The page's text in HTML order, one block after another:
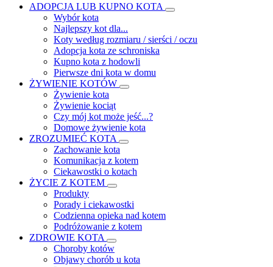
ADOPCJA LUB KUPNO KOTA
Wybór kota
Najlepszy kot dla...
Koty według rozmiaru / sierści / oczu
Adopcja kota ze schroniska
Kupno kota z hodowli
Pierwsze dni kota w domu
ŻYWIENIE KOTÓW
Żywienie kota
Żywienie kociąt
Czy mój kot może jeść...?
Domowe żywienie kota
ZROZUMIEĆ KOTA
Zachowanie kota
Komunikacja z kotem
Ciekawostki o kotach
ŻYCIE Z KOTEM
Produkty
Porady i ciekawostki
Codzienna opieka nad kotem
Podróżowanie z kotem
ZDROWIE KOTA
Choroby kotów
Objawy chorób u kota